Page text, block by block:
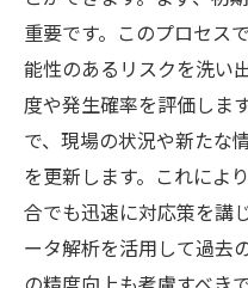
重要です。このプロセス
能性のあるリスクを洗い
度や発生確率を評価しま
で、現場の状況や新たな
を更新します。これによ
合でも迅速に対応策を講
ータ解析を活用して過去